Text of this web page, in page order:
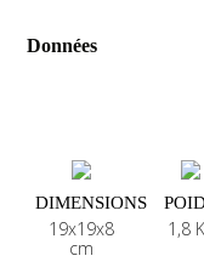
Données
DIMENSIONS
19x19x8
cm
1,8